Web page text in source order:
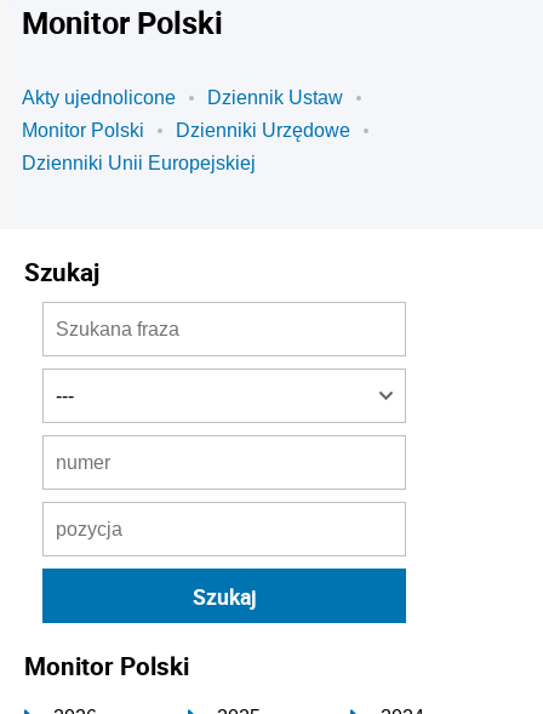
Monitor Polski
Akty ujednolicone
Dziennik Ustaw
Monitor Polski
Dzienniki Urzędowe
Dzienniki Unii Europejskiej
Szukaj
Monitor Polski